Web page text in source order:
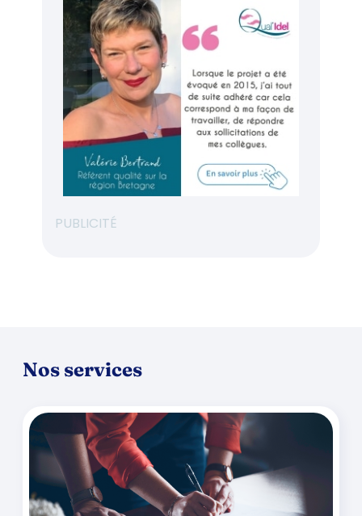
PUBLICITÉ
Nos services